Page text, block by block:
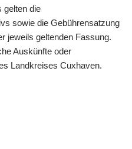
gelten die
sowie die Gebührensatzung
jeweils geltenden Fassung.
Auskünfte oder
Landkreises Cuxhaven.